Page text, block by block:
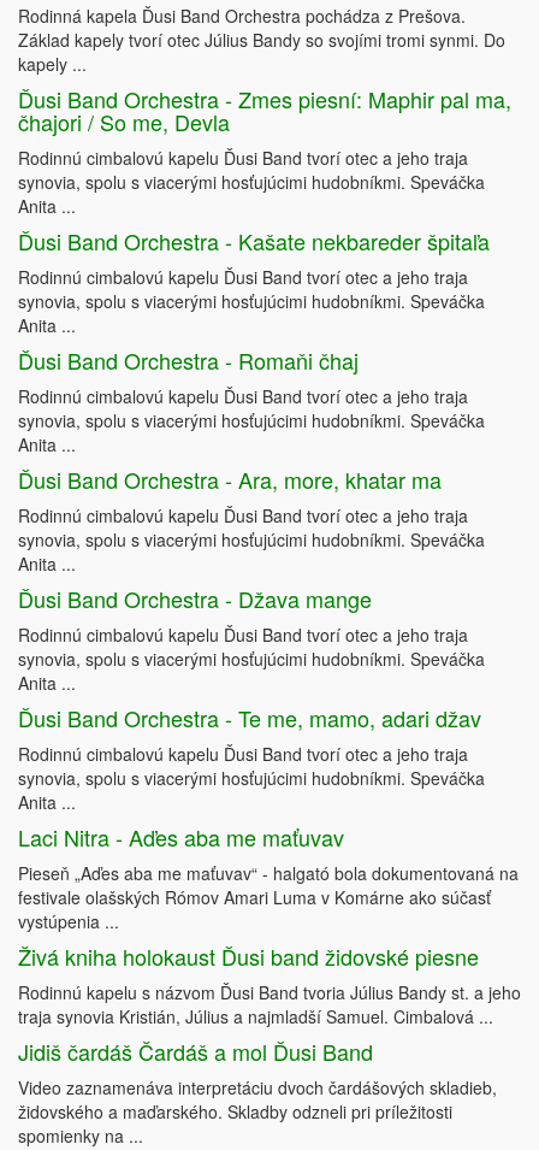
Rodinná kapela Ďusi Band Orchestra pochádza z Prešova.
Základ kapely tvorí otec Július Bandy so svojími tromi synmi. Do
kapely ...
Ďusi Band Orchestra - Zmes piesní: Maphir pal ma,
čhajori / So me, Devla
Rodinnú cimbalovú kapelu Ďusi Band tvorí otec a jeho traja
synovia, spolu s viacerými hosťujúcimi hudobníkmi. Speváčka
Anita ...
Ďusi Band Orchestra - Kašate nekbareder špitaľa
Rodinnú cimbalovú kapelu Ďusi Band tvorí otec a jeho traja
synovia, spolu s viacerými hosťujúcimi hudobníkmi. Speváčka
Anita ...
Ďusi Band Orchestra - Romaňi čhaj
Rodinnú cimbalovú kapelu Ďusi Band tvorí otec a jeho traja
synovia, spolu s viacerými hosťujúcimi hudobníkmi. Speváčka
Anita ...
Ďusi Band Orchestra - Ara, more, khatar ma
Rodinnú cimbalovú kapelu Ďusi Band tvorí otec a jeho traja
synovia, spolu s viacerými hosťujúcimi hudobníkmi. Speváčka
Anita ...
Ďusi Band Orchestra - Džava mange
Rodinnú cimbalovú kapelu Ďusi Band tvorí otec a jeho traja
synovia, spolu s viacerými hosťujúcimi hudobníkmi. Speváčka
Anita ...
Ďusi Band Orchestra - Te me, mamo, adari džav
Rodinnú cimbalovú kapelu Ďusi Band tvorí otec a jeho traja
synovia, spolu s viacerými hosťujúcimi hudobníkmi. Speváčka
Anita ...
Laci Nitra - Aďes aba me maťuvav
Pieseň „Aďes aba me maťuvav“ - halgató bola dokumentovaná na
festivale olašských Rómov Amari Luma v Komárne ako súčasť
vystúpenia ...
Živá kniha holokaust Ďusi band židovské piesne
Rodinnú kapelu s názvom Ďusi Band tvoria Július Bandy st. a jeho
traja synovia Kristián, Július a najmladší Samuel. Cimbalová ...
Jidiš čardáš Čardáš a mol Ďusi Band
Video zaznamenáva interpretáciu dvoch čardášových skladieb,
židovského a maďarského. Skladby odzneli pri príležitosti
spomienky na ...